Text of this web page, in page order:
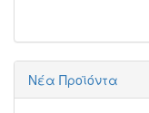
Νέα Προϊόντα